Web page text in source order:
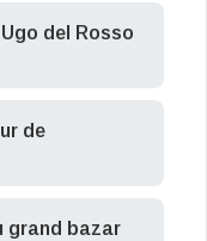
del Rosso
de
grand bazar